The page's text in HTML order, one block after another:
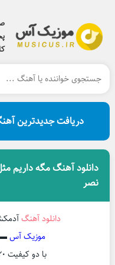
دریافت جدیدترین
دانلود آهنگ مگه داریم
نصر
دانلود آهنگ
موزیک آس
با دو کیفیت ۳۲۰ و ۱۲۸ و بهترین کیفیت